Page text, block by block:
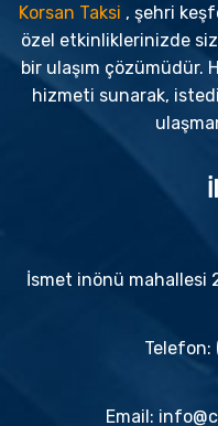
Korsan Taksi , şehri
özel etkinliklerinizde
bir ulaşım çözümüdür.
hizmeti sunarak,
İsmet inönü mahallesi
Telefon:
Email: